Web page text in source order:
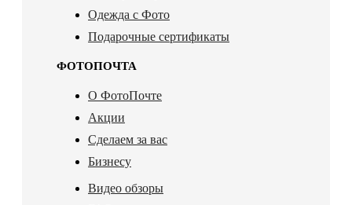
Одежда с Фото
Подарочные сертификаты
ФОТОПОЧТА
О ФотоПочте
Акции
Сделаем за вас
Бизнесу
Видео обзоры